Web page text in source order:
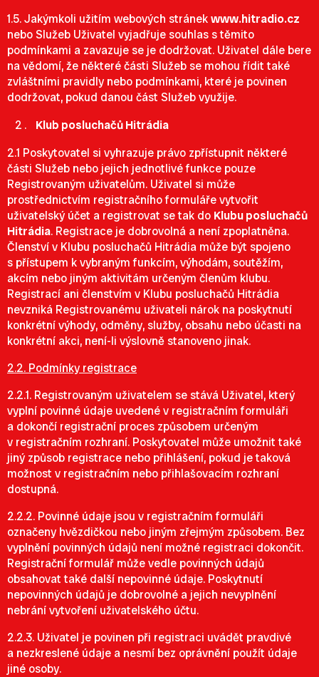
1.5. Jakýmkoli užitím webových stránekwww.hitradio.cz
nebo Služeb Uživatel vyjadřuje souhlas s těmito
podmínkami a zavazuje se je dodržovat. Uživatel dále bere
na vědomí, že některé části Služeb se mohou řídit také
zvláštními pravidly nebo podmínkami, které je povinen
dodržovat, pokud danou část Služeb využije.
Klub posluchačů Hitrádia
2.1 Poskytovatel si vyhrazuje právo zpřístupnit některé
části Služeb nebo jejich jednotlivé funkce pouze
Registrovaným uživatelům. Uživatel si může
prostřednictvím registračního formuláře vytvořit
uživatelský účet a registrovat se tak do Klubu posluchačů
Hitrádia. Registrace je dobrovolná a není zpoplatněna.
Členství v Klubu posluchačů Hitrádia může být spojeno
s přístupem k vybraným funkcím, výhodám, soutěžím,
akcím nebo jiným aktivitám určeným členům klubu.
Registrací ani členstvím v Klubu posluchačů Hitrádia
nevzniká Registrovanému uživateli nárok na poskytnutí
konkrétní výhody, odměny, služby, obsahu nebo účasti na
konkrétní akci, není-li výslovně stanoveno jinak.
2.2. Podmínky registrace
2.2.1. Registrovaným uživatelem se stává Uživatel, který
vyplní povinné údaje uvedené v registračním formuláři
a dokončí registrační proces způsobem určeným
v registračním rozhraní. Poskytovatel může umožnit také
jiný způsob registrace nebo přihlášení, pokud je taková
možnost v registračním nebo přihlašovacím rozhraní
dostupná.
2.2.2. Povinné údaje jsou v registračním formuláři
označeny hvězdičkou nebo jiným zřejmým způsobem. Bez
vyplnění povinných údajů není možné registraci dokončit.
Registrační formulář může vedle povinných údajů
obsahovat také další nepovinné údaje. Poskytnutí
nepovinných údajů je dobrovolné a jejich nevyplnění
nebrání vytvoření uživatelského účtu.
2.2.3. Uživatel je povinen při registraci uvádět pravdivé
a nezkreslené údaje a nesmí bez oprávnění použít údaje
jiné osoby.